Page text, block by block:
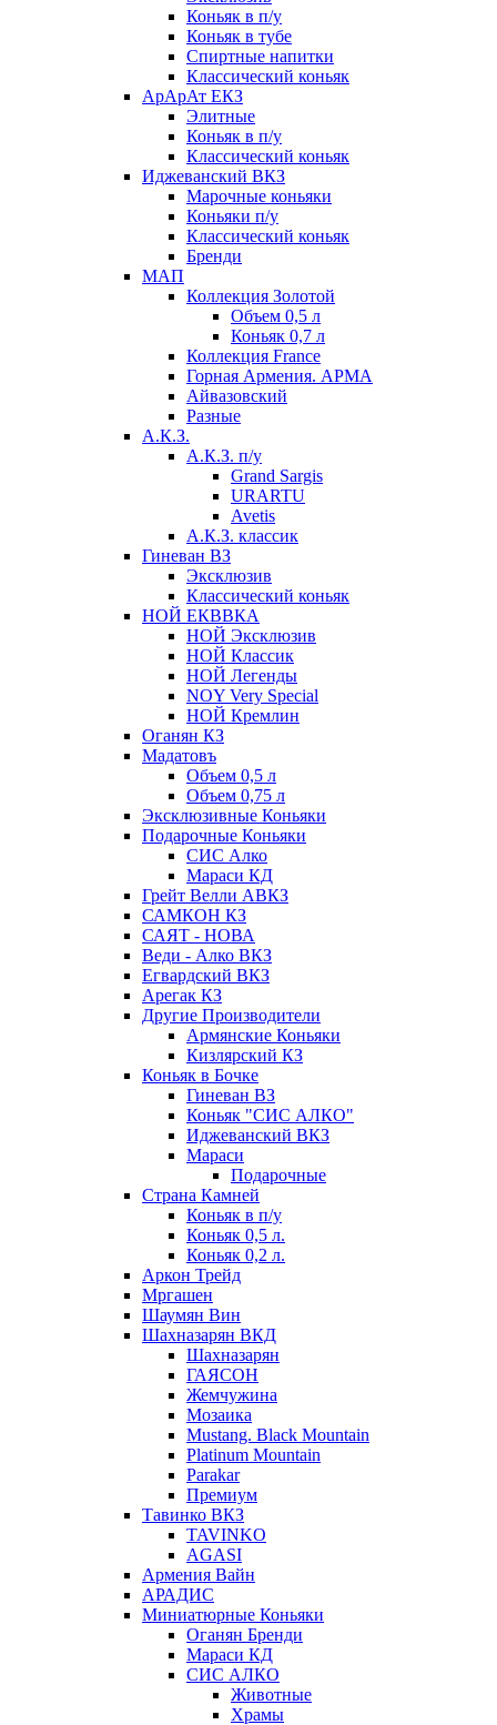
Коньяк в п/у
Коньяк в тубе
Спиртные напитки
Классический коньяк
АрАрАт ЕКЗ
Элитные
Коньяк в п/у
Классический коньяк
Иджеванский ВКЗ
Марочные коньяки
Коньяки п/у
Классический коньяк
Бренди
МАП
Коллекция Золотой
Объем 0,5 л
Коньяк 0,7 л
Коллекция France
Горная Армения. АРМА
Айвазовский
Разные
А.К.З.
А.К.З. п/у
Grand Sargis
URARTU
Avetis
А.К.З. классик
Гиневан ВЗ
Эксклюзив
Классический коньяк
НОЙ ЕКВВКА
НОЙ Эксклюзив
НОЙ Классик
НОЙ Легенды
NOY Very Speсial
НОЙ Кремлин
Оганян КЗ
Мадатовъ
Объем 0,5 л
Объем 0,75 л
Эксклюзивные Коньяки
Подарочные Коньяки
СИС Алко
Мараси КД
Грейт Велли АВКЗ
САМКОН КЗ
САЯТ - НОВА
Веди - Алко ВКЗ
Егвардский ВКЗ
Арегак КЗ
Другие Производители
Армянские Коньяки
Кизлярский КЗ
Коньяк в Бочке
Гиневан ВЗ
Коньяк "СИС АЛКО"
Иджеванский ВКЗ
Мараси
Подарочные
Страна Камней
Коньяк в п/у
Коньяк 0,5 л.
Коньяк 0,2 л.
Аркон Трейд
Мргашен
Шаумян Вин
Шахназарян ВКД
Шахназарян
ГАЯСОН
Жемчужина
Мозаика
Mustang. Black Mountain
Platinum Mountain
Parakar
Премиум
Тавинко ВКЗ
TAVINKO
AGASI
Армения Вайн
АРАДИС
Миниатюрные Коньяки
Оганян Бренди
Мараси КД
СИС АЛКО
Животные
Храмы